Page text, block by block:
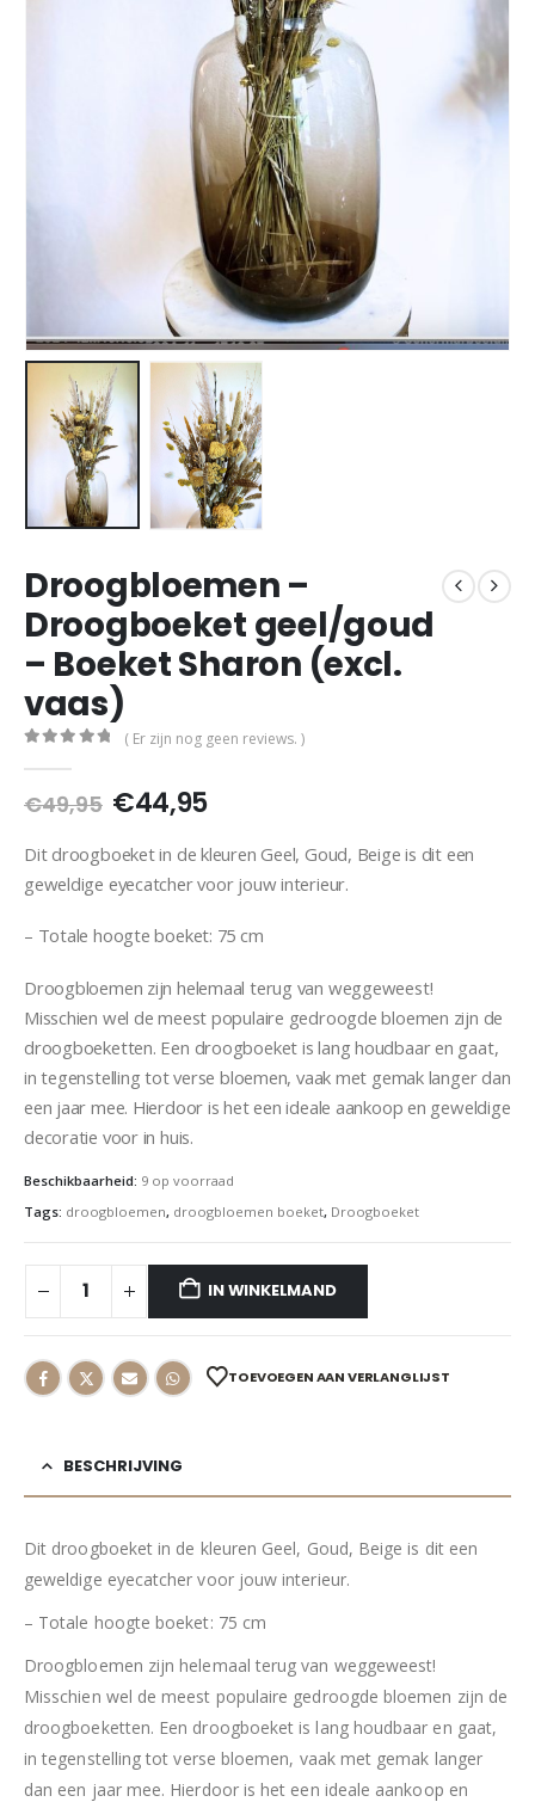
Droogbloemen –
Droogboeket geel/goud
– Boeket Sharon (excl.
vaas)
( Er zijn nog geen reviews. )
€49,95 €44,95
Dit droogboeket in de kleuren Geel, Goud, Beige is dit een
geweldige eyecatcher voor jouw interieur.
– Totale hoogte boeket: 75 cm
Droogbloemen zijn helemaal terug van weggeweest!
Misschien wel de meest populaire gedroogde bloemen zijn de
droogboeketten. Een droogboeket is lang houdbaar en gaat,
in tegenstelling tot verse bloemen, vaak met gemak langer dan
een jaar mee. Hierdoor is het een ideale aankoop en geweldige
decoratie voor in huis.
Beschikbaarheid: 9 op voorraad
Tags: droogbloemen, droogbloemen boeket, Droogboeket
IN WINKELMAND
TOEVOEGEN AAN VERLANGLIJST
BESCHRIJVING
Dit droogboeket in de kleuren Geel, Goud, Beige is dit een
geweldige eyecatcher voor jouw interieur.
– Totale hoogte boeket: 75 cm
Droogbloemen zijn helemaal terug van weggeweest!
Misschien wel de meest populaire gedroogde bloemen zijn de
droogboeketten. Een droogboeket is lang houdbaar en gaat,
in tegenstelling tot verse bloemen, vaak met gemak langer
dan een jaar mee. Hierdoor is het een ideale aankoop en